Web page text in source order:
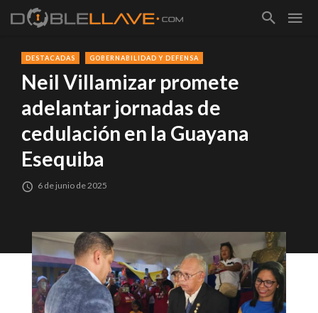
DESTACADAS GOBERNABILIDAD Y DEFENSA
Neil Villamizar promete
adelantar jornadas de
cedulación en la Guayana
Esequiba
6 de junio de 2025